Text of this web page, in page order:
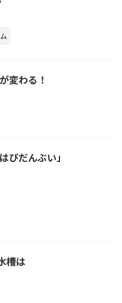
変わる！
ぴだんぶい」
槽は